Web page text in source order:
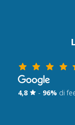
4,8 - 96% di